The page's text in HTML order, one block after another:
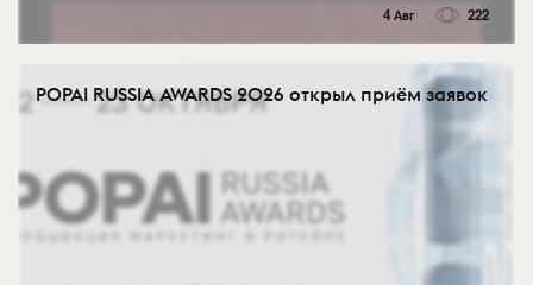
4 Авг 222
POPAI RUSSIA AWARDS 2026 открыл приём заявок